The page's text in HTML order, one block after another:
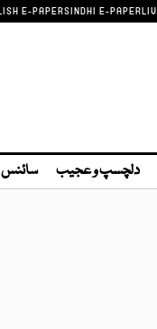
E-PAPERSINDHI E-PAPER
دلچسپ و عجیب سائنس